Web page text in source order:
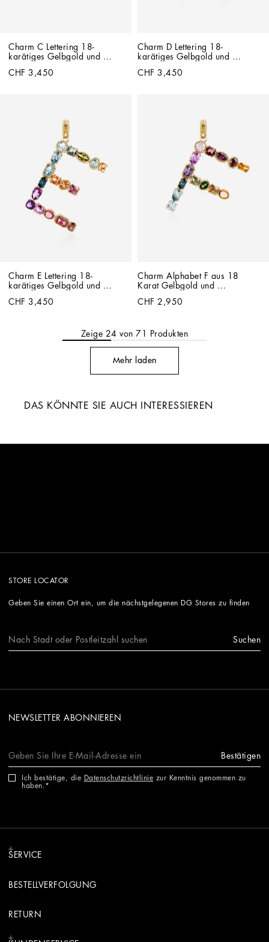
Charm C Lettering 18-
karätiges Gelbgold und
CHF 3,450
Charm D Lettering 18-
karätiges Gelbgold und
CHF 3,450
Charm E Lettering 18-
karätiges Gelbgold und
CHF 3,450
Charm Alphabet F aus 18
Karat Gelbgold und
CHF 2,950
Zeige 24 von 71 Produkten
Mehr laden
DAS KÖNNTE SIE AUCH INTERESSIEREN
STORE LOCATOR
Geben Sie einen Ort ein, um die nächstgelegenen DG Stores zu finden
Suchen
NEWSLETTER ABONNIEREN
Bestätigen
Ich bestätige, die Datenschutzrichtlinie zur Kenntnis genommen zu
haben.
SERVICE
BESTELLVERFOLGUNG
RETURN